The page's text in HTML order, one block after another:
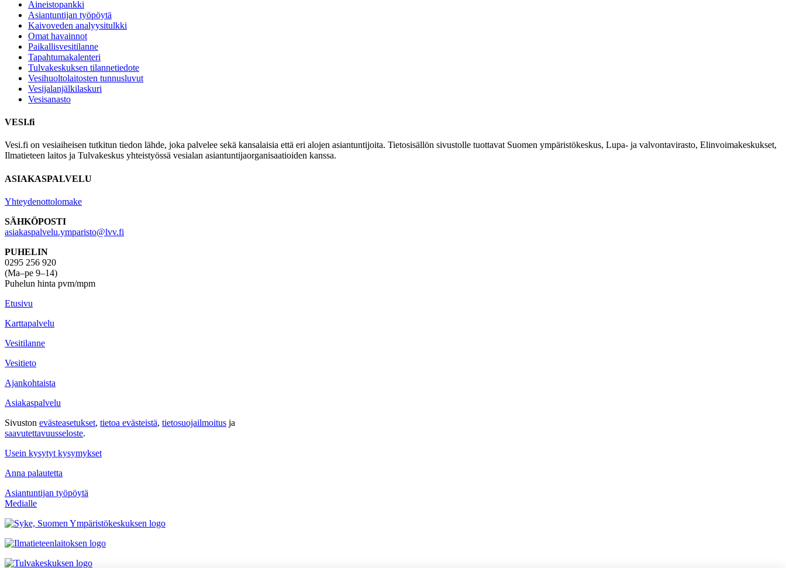
Aineistopankki
Asiantuntijan työpöytä
Kaivoveden analyysitulkki
Omat havainnot
Paikallisvesitilanne
Tapahtumakalenteri
Tulvakeskuksen tilannetiedote
Vesihuolto­laitosten tunnusluvut
Vesijalanjälki­laskuri
Vesisanasto
VESI.fi
Vesi.fi on vesiaiheisen tutkitun tiedon lähde, joka palvelee sekä kansalaisia että eri alojen asiantuntijoita. Tietosisällön sivustolle tuottavat Suomen ympäristökeskus, Lupa- ja valvontavirasto, Elinvoimakeskukset,
Ilmatieteen laitos ja Tulvakeskus yhteistyössä vesialan asiantuntijaorganisaatioiden kanssa.
ASIAKASPALVELU
Yhteydenottolomake
SÄHKÖPOSTI
asiakaspalvelu.ymparisto@lvv.fi
PUHELIN
0295 256 920
(Ma–pe 9–14)
Puhelun hinta pvm/mpm
Etusivu
Karttapalvelu
Vesitilanne
Vesitieto
Ajankohtaista
Asiakaspalvelu
Sivuston evästeasetukset, tietoa evästeistä, tietosuojailmoitus ja
saavutettavuus­seloste.
Usein kysytyt kysymykset
Anna palautetta
Asiantuntijan työpöytä
Medialle